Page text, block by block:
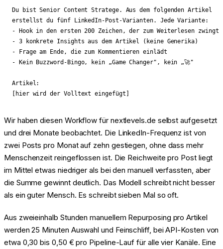
Du bist Senior Content Stratege. Aus dem folgenden Artikel
erstellst du fünf LinkedIn-Post-Varianten. Jede Variante:
- Hook in den ersten 200 Zeichen, der zum Weiterlesen zwingt
- 3 konkrete Insights aus dem Artikel (keine Generika)
- Frage am Ende, die zum Kommentieren einlädt
- Kein Buzzword-Bingo, kein „Game Changer", kein „🚀"
Artikel:
Wir haben diesen Workflow für nextlevels.de selbst aufgesetzt
und drei Monate beobachtet. Die LinkedIn-Frequenz ist von
zwei Posts pro Monat auf zehn gestiegen, ohne dass mehr
Menschenzeit reingeflossen ist. Die Reichweite pro Post liegt
im Mittel etwas niedriger als bei den manuell verfassten, aber
die Summe gewinnt deutlich. Das Modell schreibt nicht besser
als ein guter Mensch. Es schreibt sieben Mal so oft.
Aus zweieinhalb Stunden manuellem Repurposing pro Artikel
werden 25 Minuten Auswahl und Feinschliff, bei API-Kosten von
etwa 0,30 bis 0,50 € pro Pipeline-Lauf für alle vier Kanäle. Eine